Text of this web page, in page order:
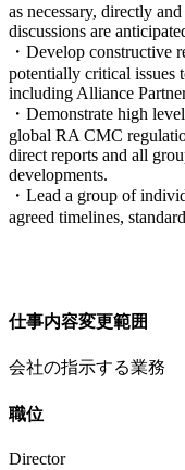
as necessary, directly
discussions are
・Develop constructive
potentially critical issues
including Alliance
・Demonstrate high
global RA CMC
direct reports and all
developments.
・Lead a group of
agreed timelines,
仕事内容変更範囲
会社の指示する業務
職位
Director